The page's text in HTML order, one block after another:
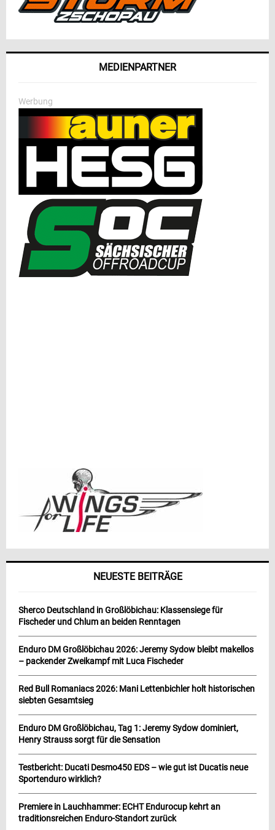
MEDIENPARTNER
Werbung
NEUESTE BEITRÄGE
Sherco Deutschland in Großlöbichau: Klassensiege für
Fischeder und Chlum an beiden Renntagen
Enduro DM Großlöbichau 2026: Jeremy Sydow bleibt makellos
– packender Zweikampf mit Luca Fischeder
Red Bull Romaniacs 2026: Mani Lettenbichler holt historischen
siebten Gesamtsieg
Enduro DM Großlöbichau, Tag 1: Jeremy Sydow dominiert,
Henry Strauss sorgt für die Sensation
Testbericht: Ducati Desmo450 EDS – wie gut ist Ducatis neue
Sportenduro wirklich?
Premiere in Lauchhammer: ECHT Endurocup kehrt an
traditionsreichen Enduro-Standort zurück